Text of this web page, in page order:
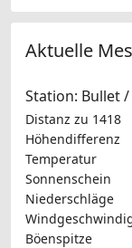
Aktuelle
Station: Bullet /
Distanz zu 1418
Höhendifferenz
Temperatur
Sonnenschein
Niederschläge
Böenspitze